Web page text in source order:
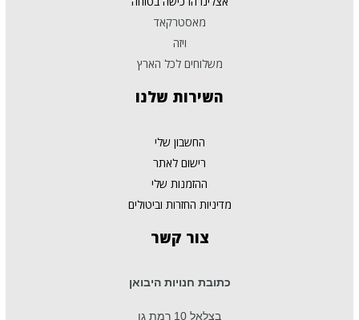
מאסטרקאד
ויזה
משלוחים לכל הארץ
השירות שלנו
החשבון שלי
רישום לאתר
ההזמנות שלי
מדיניות החזרות וביטולים
צור קשר
כתובת חנויות היבואן
בצלאל 10 רמת גן